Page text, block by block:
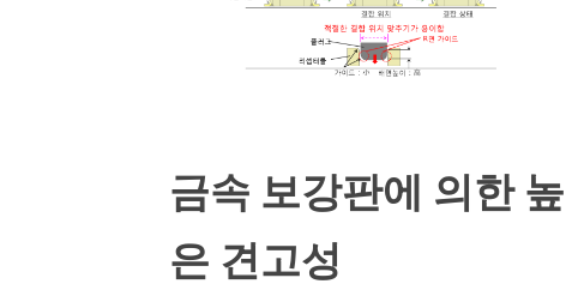
금속 보강판에 의한 높
은 견고성